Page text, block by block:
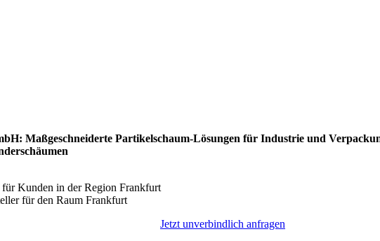
Maßgeschneiderte Partikelschaum-Lösungen für Industrie und
Kunden in der Region Frankfurt
für den Raum Frankfurt
Jetzt unverbindlich anfragen